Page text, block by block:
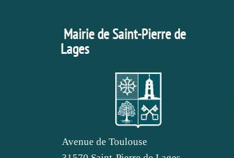
Mairie de Saint-Pierre de
Lages
Avenue de Toulouse